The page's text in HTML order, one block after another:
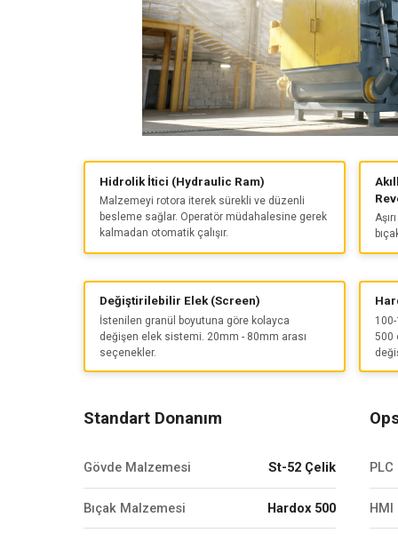
Hidrolik İtici (Hydraulic Ram)
Malzemeyi rotora iterek sürekli ve düzenli
besleme sağlar. Operatör müdahalesine gerek
kalmadan otomatik çalışır.
Değiştirilebilir Elek (Screen)
İstenilen granül boyutuna göre kolayca
değişen elek sistemi. 20mm - 80mm arası
seçenekler.
500
Standart Donanım
Gövde Malzemesi St-52 Çelik
Bıçak Malzemesi Hardox 500 HMI